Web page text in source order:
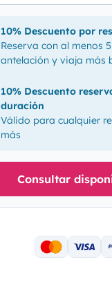
10% Descuento por
Reserva con al menos
antelación y viaja más
10% Descuento
duración
Válido para cualquier
más
Consultar